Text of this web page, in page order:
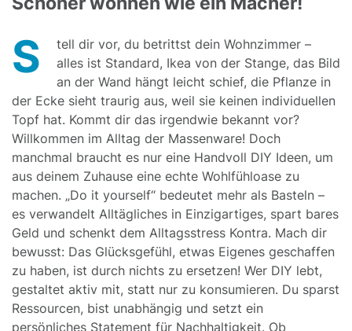
S
tell dir vor, du betrittst dein Wohnzimmer –
alles ist Standard, Ikea von der Stange, das Bild
an der Wand hängt leicht schief, die Pflanze in
der Ecke sieht traurig aus, weil sie keinen individuellen
Topf hat. Kommt dir das irgendwie bekannt vor?
Willkommen im Alltag der Massenware! Doch
manchmal braucht es nur eine Handvoll DIY Ideen, um
aus deinem Zuhause eine echte Wohlfühloase zu
machen. „Do it yourself“ bedeutet mehr als Basteln –
es verwandelt Alltägliches in Einzigartiges, spart bares
Geld und schenkt dem Alltagsstress Kontra. Mach dir
bewusst: Das Glücksgefühl, etwas Eigenes geschaffen
zu haben, ist durch nichts zu ersetzen! Wer DIY lebt,
gestaltet aktiv mit, statt nur zu konsumieren. Du sparst
Ressourcen, bist unabhängig und setzt ein
persönliches Statement für Nachhaltigkeit. Ob